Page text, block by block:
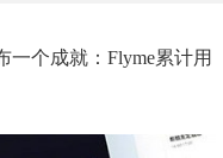
个成就：Flyme累计用